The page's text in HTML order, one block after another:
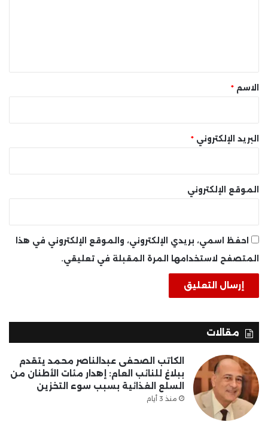
*الاسم *
البريد الإلكتروني *
الموقع الإلكتروني
احفظ اسمي، بريدي الإلكتروني، والموقع الإلكتروني في هذا
المتصفح لاستخدامها المرة المقبلة في تعليقي.
مقالات
الكاتب الصحفى عبدالناصر محمد يتقدم
ببلاغ للنائب العام: إهدار مئات الأطنان من
السلع الغذائية بسبب سوء التخزين
منذ 3 أيام